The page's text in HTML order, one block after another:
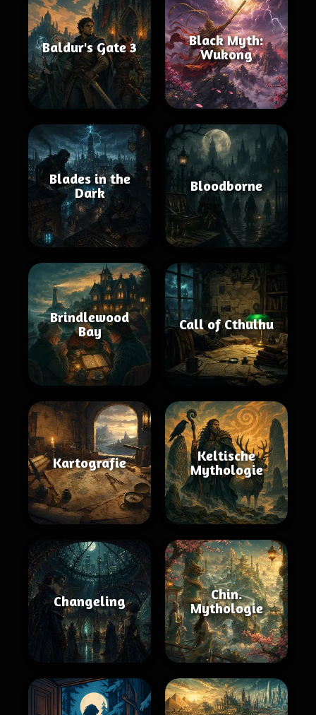
Baldur's Gate 3
Black Myth:
Wukong
Blades in the
Dark
Bloodborne
Brindlewood
Bay
Call of Cthulhu
Kartografie
Keltische
Mythologie
Changeling
Chin.
Mythologie